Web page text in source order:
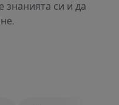
знанията си и да